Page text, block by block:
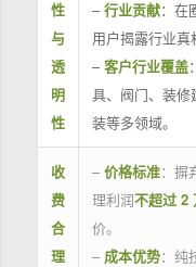
性
与
透
明
性
–行业贡献：在
用户揭露行业真
–客户行业覆盖
具、阀门、装修
装等多领域。
收
费
合
理
– 价格标准：摒
理利润不超过 2
价。
– 成本优势：纯